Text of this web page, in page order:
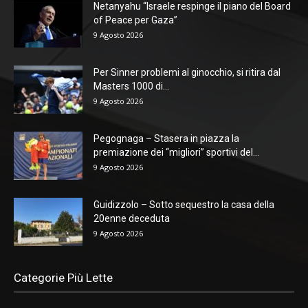
Netanyahu “Israele respinge il piano del Board
of Peace per Gaza”
9 Agosto 2026
Per Sinner problemi al ginocchio, si ritira dal
Masters 1000 di...
9 Agosto 2026
Pegognaga – Stasera in piazza la
premiazione dei “migliori” sportivi del...
9 Agosto 2026
Guidizzolo – Sotto sequestro la casa della
20enne deceduta
9 Agosto 2026
Categorie Più Lette